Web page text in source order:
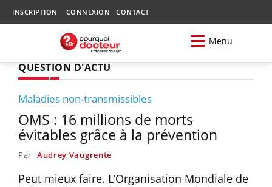
INSCRIPTION CONNEXION CONTACT
Menu
QUESTION D'ACTU
Maladies non-transmissibles
OMS : 16 millions de morts
évitables grâce à la prévention
Par Audrey Vaugrente
Peut mieux faire. L’Organisation Mondiale de